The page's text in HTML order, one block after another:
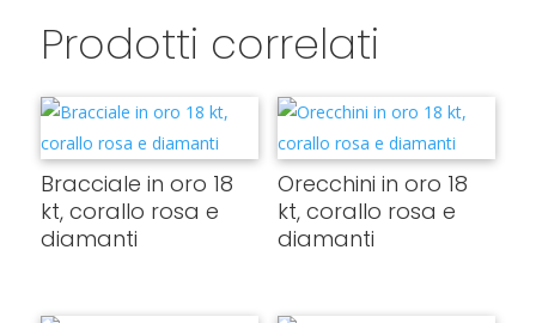
Prodotti correlati
Bracciale in oro 18
kt, corallo rosa e
diamanti
Orecchini in oro 18
kt, corallo rosa e
diamanti